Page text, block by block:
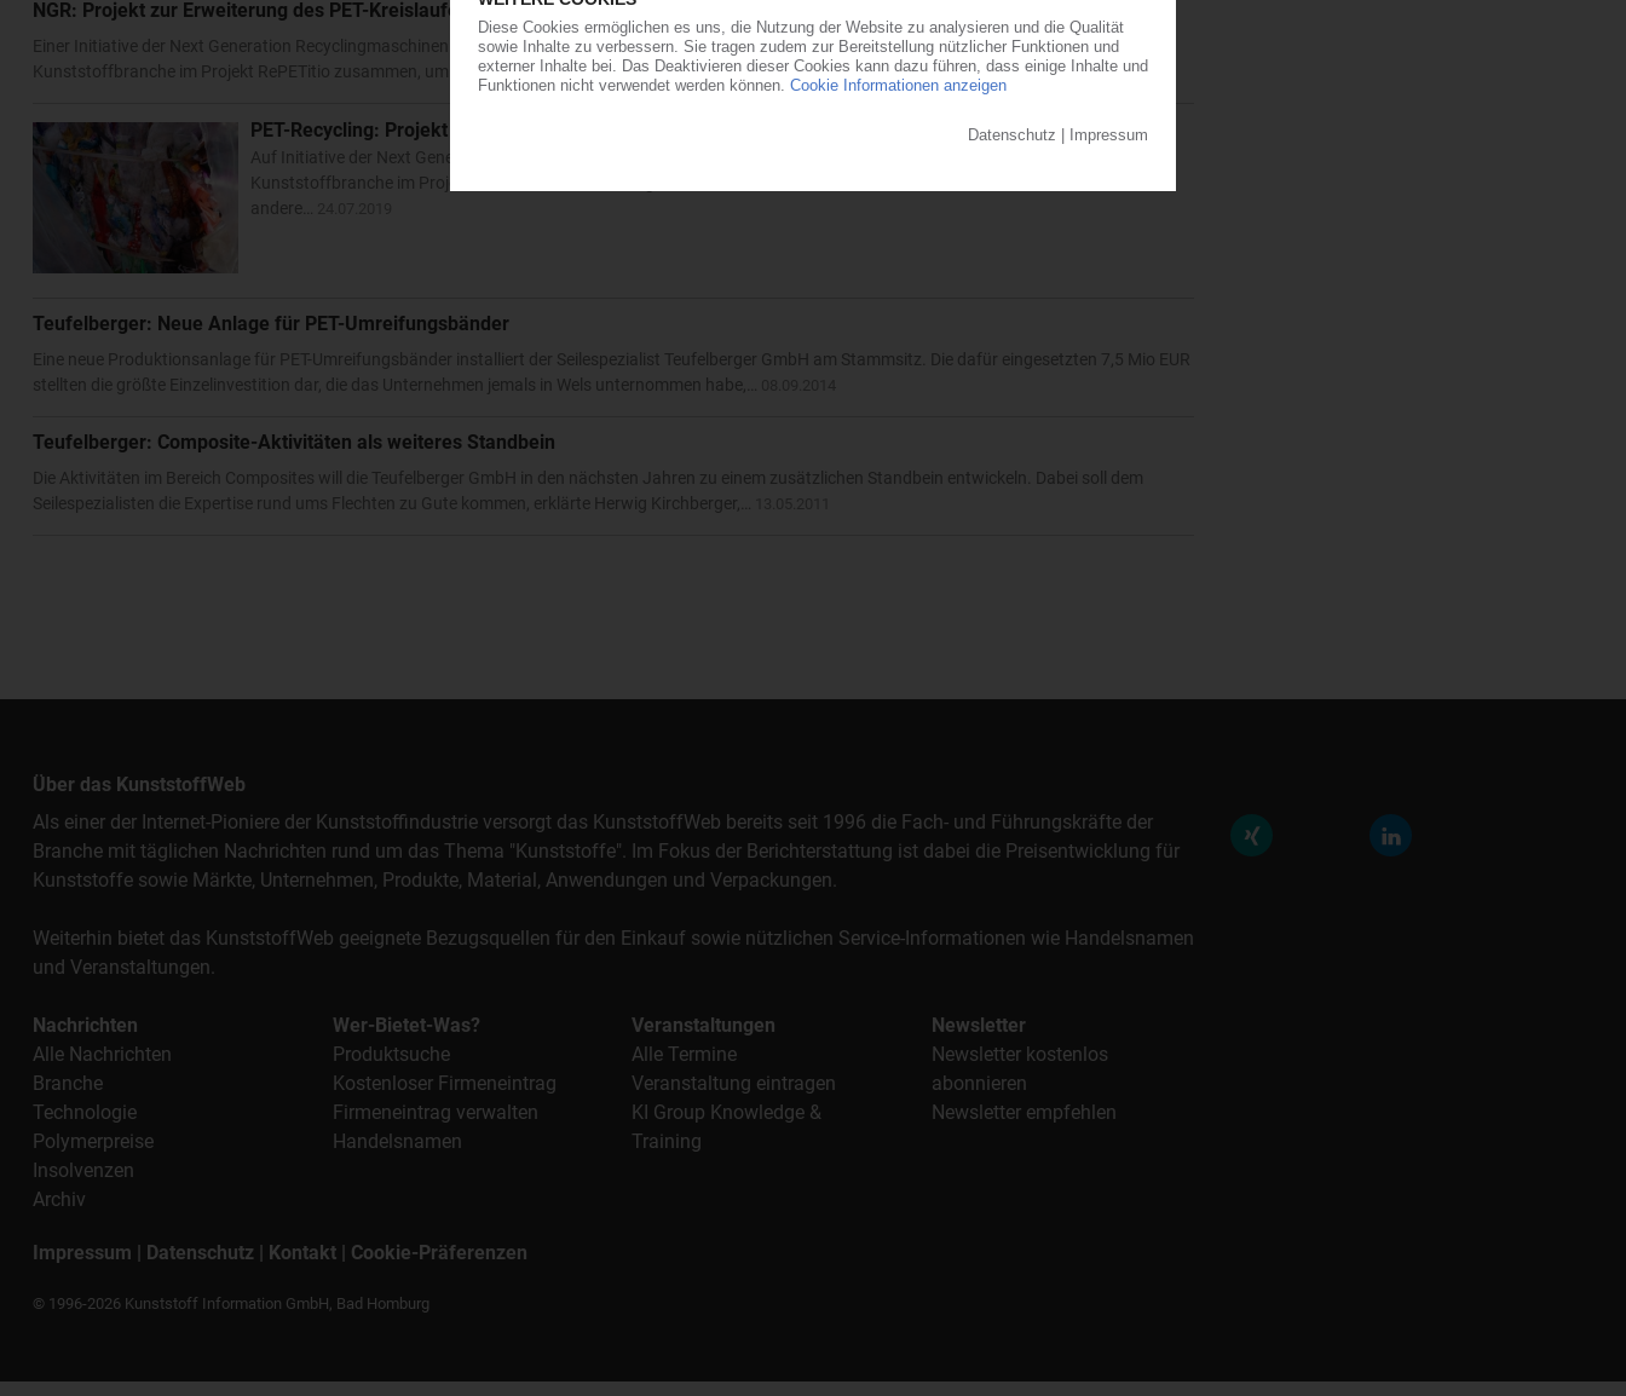
NGR: Projekt zur Erweiterung des PET-Kreislaufes
Einer Initiative der Next Generation Recyclingmaschinen GmbH, Feldkirchen an der Donau, schließen sich führende österreichische Unternehmen der
Kunststoffbranche im Projekt RePETitio zusammen, um nachzuweisen, dass neben PET-Flaschen auch andere…09.08.2019
PET-Recycling: Projekt „RePETitio" in Österreich
Auf Initiative der Next Generation Recyclingmaschinen GmbH haben sich führende österreichische Unternehmen der
Kunststoffbranche im Projekt „RePETitio" zusammengeschlossen. Ziel ist der Nachweis, dass neben PET-Flaschen auch
andere…
Teufelberger: Neue Anlage für PET-Umreifungsbänder
Eine neue Produktionsanlage für PET-Umreifungsbänder installiert der Seilespezialist Teufelberger GmbH am Stammsitz. Die dafür eingesetzten 7,5 Mio EUR
stellten die größte Einzelinvestition dar, die das Unternehmen jemals in Wels unternommen habe,…
Teufelberger: Composite-Aktivitäten als weiteres Standbein
Die Aktivitäten im Bereich Composites will die Teufelberger GmbH in den nächsten Jahren zu einem zusätzlichen Standbein entwickeln. Dabei soll dem
Seilespezialisten die Expertise rund ums Flechten zu Gute kommen, erklärte Herwig Kirchberger,…
Über das KunststoffWeb
Als einer der Internet-Pioniere der Kunststoffindustrie versorgt das KunststoffWeb bereits seit 1996 die Fach- und Führungskräfte der
Branche mit täglichen Nachrichten rund um das Thema "Kunststoffe". Im Fokus der Berichterstattung ist dabei die Preisentwicklung für
Kunststoffe sowie Märkte, Unternehmen, Produkte, Material, Anwendungen und Verpackungen.
Weiterhin bietet das KunststoffWeb geeignete Bezugsquellen für den Einkauf sowie nützlichen Service-Informationen wie Handelsnamen
und Veranstaltungen.
Nachrichten
Alle Nachrichten
Branche
Technologie
Polymerpreise
Insolvenzen
Archiv
Wer-Bietet-Was?
Produktsuche
Kostenloser Firmeneintrag
Firmeneintrag verwalten
Handelsnamen
Veranstaltungen
Alle Termine
Veranstaltung eintragen
KI Group Knowledge &
Training
Newsletter
Newsletter kostenlos
abonnieren
Newsletter empfehlen
Impressum | Datenschutz | Kontakt | Cookie-Präferenzen
© 1996-2026 Kunststoff Information GmbH, Bad Homburg